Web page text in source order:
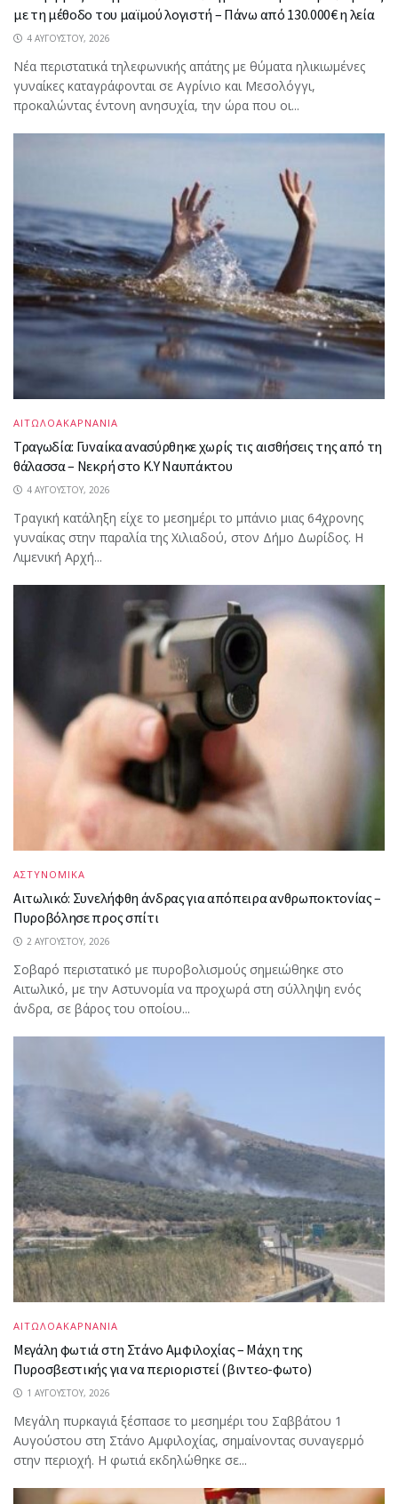
με τη μέθοδο του μαϊμού λογιστή – Πάνω από 130.000€ η λεία
4 ΑΥΓΟΎΣΤΟΥ, 2026
Νέα περιστατικά τηλεφωνικής απάτης με θύματα ηλικιωμένες
γυναίκες καταγράφονται σε Αγρίνιο και Μεσολόγγι,
προκαλώντας έντονη ανησυχία, την ώρα που οι...
ΑΙΤΩΛΟΑΚΑΡΝΑΝΙΑ
Τραγωδία: Γυναίκα ανασύρθηκε χωρίς τις αισθήσεις της από τη
θάλασσα – Νεκρή στο Κ.Υ Ναυπάκτου
4 ΑΥΓΟΎΣΤΟΥ, 2026
Τραγική κατάληξη είχε το μεσημέρι το μπάνιο μιας 64χρονης
γυναίκας στην παραλία της Χιλιαδού, στον Δήμο Δωρίδος. Η
Λιμενική Αρχή...
ΑΣΤΥΝΟΜΙΚΑ
Αιτωλικό: Συνελήφθη άνδρας για απόπειρα ανθρωποκτονίας –
Πυροβόλησε προς σπίτι
2 ΑΥΓΟΎΣΤΟΥ, 2026
Σοβαρό περιστατικό με πυροβολισμούς σημειώθηκε στο
Αιτωλικό, με την Αστυνομία να προχωρά στη σύλληψη ενός
άνδρα, σε βάρος του οποίου...
ΑΙΤΩΛΟΑΚΑΡΝΑΝΙΑ
Μεγάλη φωτιά στη Στάνο Αμφιλοχίας – Μάχη της
Πυροσβεστικής για να περιοριστεί (βιντεο-φωτο)
1 ΑΥΓΟΎΣΤΟΥ, 2026
Μεγάλη πυρκαγιά ξέσπασε το μεσημέρι του Σαββάτου 1
Αυγούστου στη Στάνο Αμφιλοχίας, σημαίνοντας συναγερμό
στην περιοχή. Η φωτιά εκδηλώθηκε σε...